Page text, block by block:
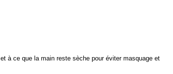
à ce que la main reste sèche pour éviter masquage et